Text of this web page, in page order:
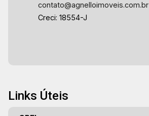
contato@agnelloimoveis.com.br
Creci: 18554-J
Links Úteis